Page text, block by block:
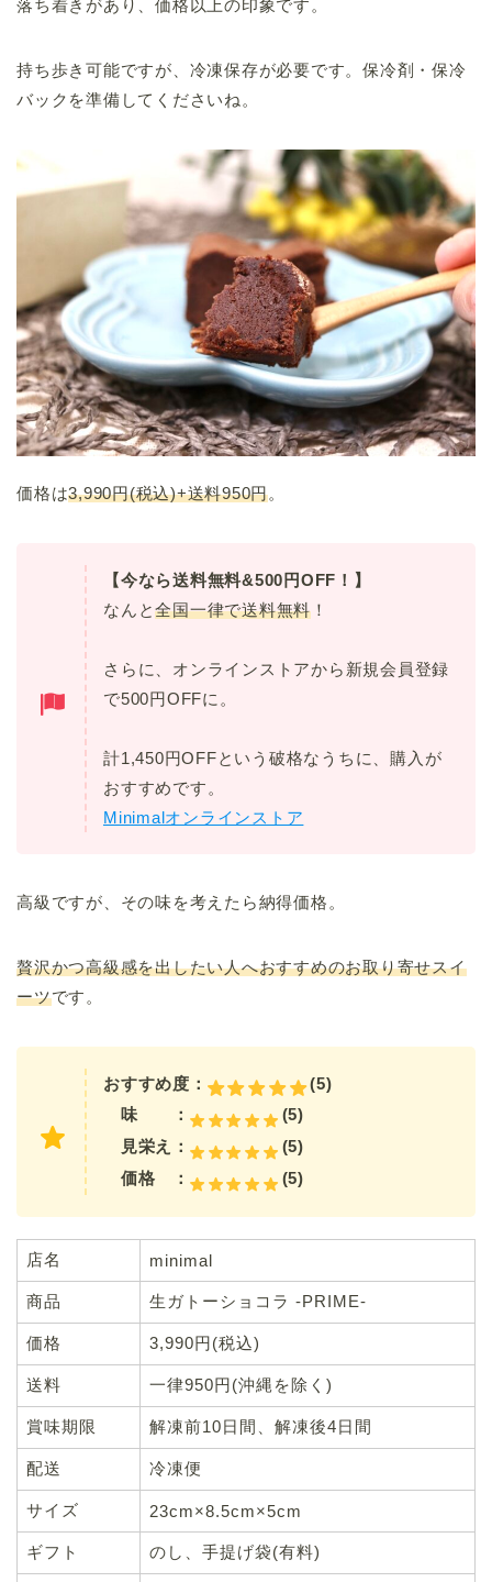
落ち着きがあり、価格以上の印象です。
持ち歩き可能ですが、冷凍保存が必要です。保冷剤・保冷
バックを準備してくださいね。
価格は3,990円(税込)+送料950円。
【今なら送料無料&500円OFF！】
なんと全国一律で送料無料 ！
さらに、オンラインストアから新規会員登録
で500円OFFに。
計1,450円OFFという破格なうちに、購入が
おすすめです。
Minimalオンラインストア
高級ですが、その味を考えたら納得価格。
贅沢かつ高級感を出したい人へおすすめのお取り寄せスイ
ーツです。
おすすめ度：
(5)
味 ：
(5)
見栄え：
(5)
価格 ：
(5)
店名 minimal
商品 生ガトーショコラ -PRIME-
価格 3,990円(税込)
送料 一律950円(沖縄を除く)
賞味期限 解凍前10日間、解凍後4日間
配送 冷凍便
サイズ 23cm×8.5cm×5cm
ギフト のし、手提げ袋(有料)